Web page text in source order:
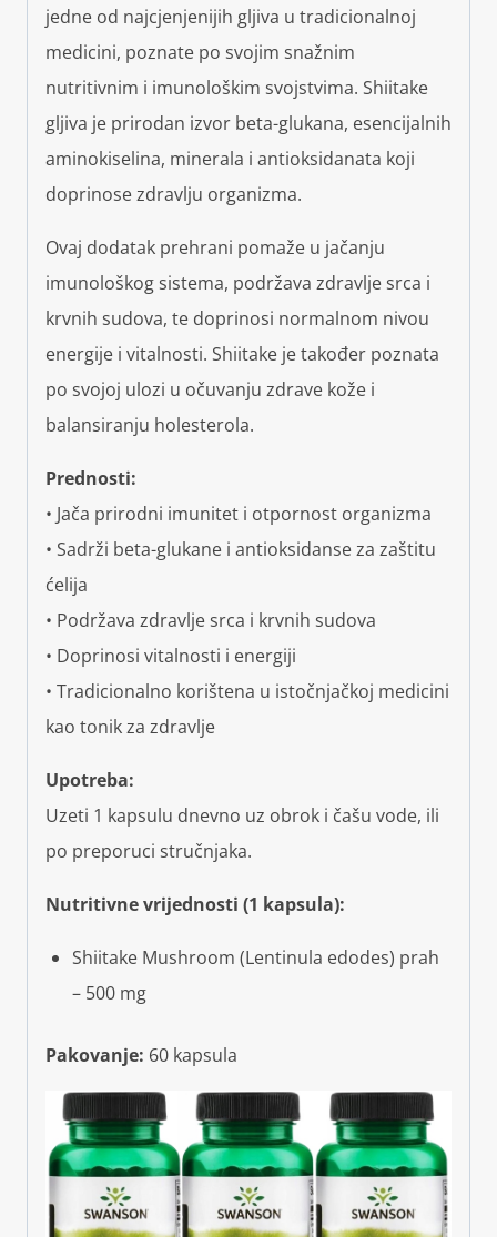
jedne od najcjenjenijih gljiva u tradicionalnoj
medicini, poznate po svojim snažnim
nutritivnim i imunološkim svojstvima. Shiitake
gljiva je prirodan izvor beta-glukana, esencijalnih
aminokiselina, minerala i antioksidanata koji
doprinose zdravlju organizma.
Ovaj dodatak prehrani pomaže u jačanju
imunološkog sistema, podržava zdravlje srca i
krvnih sudova, te doprinosi normalnom nivou
energije i vitalnosti. Shiitake je također poznata
po svojoj ulozi u očuvanju zdrave kože i
balansiranju holesterola.
Prednosti:
• Jača prirodni imunitet i otpornost organizma
• Sadrži beta-glukane i antioksidanse za zaštitu
ćelija
• Podržava zdravlje srca i krvnih sudova
• Doprinosi vitalnosti i energiji
• Tradicionalno korištena u istočnjačkoj medicini
kao tonik za zdravlje
Upotreba:
Uzeti 1 kapsulu dnevno uz obrok i čašu vode, ili
po preporuci stručnjaka.
Nutritivne vrijednosti (1 kapsula):
Shiitake Mushroom (Lentinula edodes) prah
– 500 mg
Pakovanje: 60 kapsula